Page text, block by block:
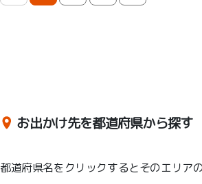
お出かけ先を都道府県から探す
都道府県名をクリックするとそのエリア